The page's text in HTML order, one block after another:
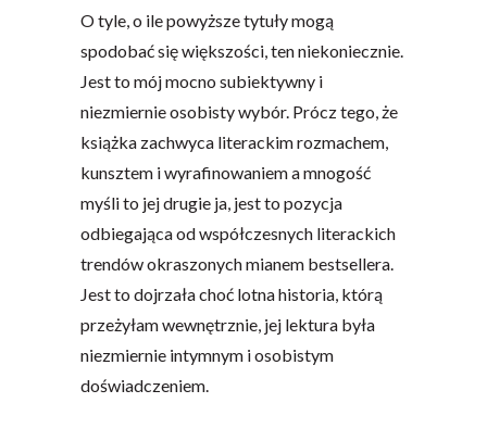
O tyle, o ile powyższe tytuły mogą
spodobać się większości, ten niekoniecznie.
Jest to mój mocno subiektywny i
niezmiernie osobisty wybór. Prócz tego, że
książka zachwyca literackim rozmachem,
kunsztem i wyrafinowaniem a mnogość
myśli to jej drugie ja, jest to pozycja
odbiegająca od współczesnych literackich
trendów okraszonych mianem bestsellera.
Jest to dojrzała choć lotna historia, którą
przeżyłam wewnętrznie, jej lektura była
niezmiernie intymnym i osobistym
doświadczeniem.